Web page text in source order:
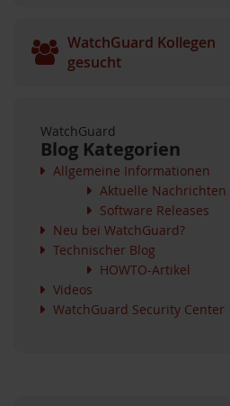
WatchGuard Kollegen
gesucht
WatchGuard
Blog Kategorien
Allgemeine Informationen
Aktuelle Nachrichten
Software Releases
Neu bei WatchGuard?
Technischer Blog
HOWTO-Artikel
Videos
WatchGuard Security Center